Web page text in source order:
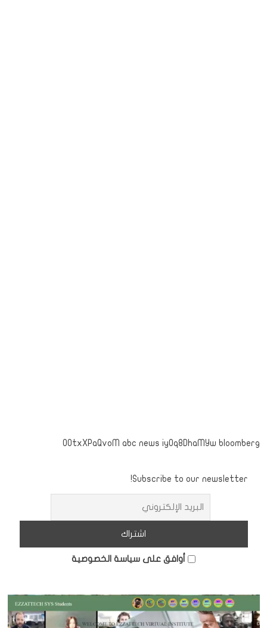
OOtxXPaQvoM abc news iyOq8DhaMYw bloomberg
Subscribe to our newsletter!
أوافق على سياسة الخصوصية